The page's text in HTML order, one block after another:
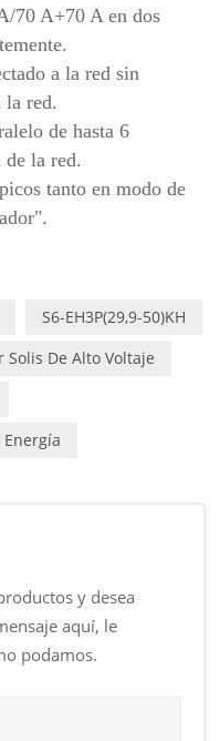
70 A+70 A en dos
a la red sin
la red.
de hasta 6
de la red.
tanto en modo de
S6-EH3P(29,9-50)KH
Solis De Alto Voltaje
y desea
aquí, le
podamos.